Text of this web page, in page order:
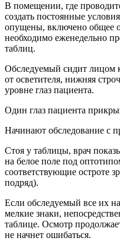
В помещении, где
создать постоянные
опущены, включено общее
необходимо еженедельно
таблиц.
Обследуемый сидит лицом
от осветителя, нижняя
уровне глаз пациента.
Один глаз пациента
Начинают обследование с
Стоя у таблицы, врач
на белое поле под
соответствующие остроте
подряд).
Если обследуемый все их
мелкие знаки,
таблице. Осмотр
не начнет ошибаться.